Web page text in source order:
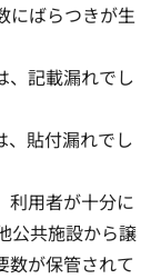
にばらつきが生
、記載漏れでし
、貼付漏れでし
利用者が十分に
公共施設から譲
数が保管されて